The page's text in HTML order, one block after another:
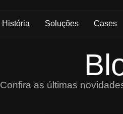
História Soluções Cases
Confira as últimas